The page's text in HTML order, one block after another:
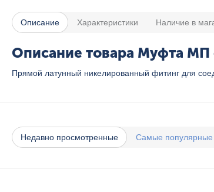
Описание Характеристики Наличие в
Описание товара Муфта МП
Прямой латунный никелированный фитинг для
Недавно просмотренные Самые популярные